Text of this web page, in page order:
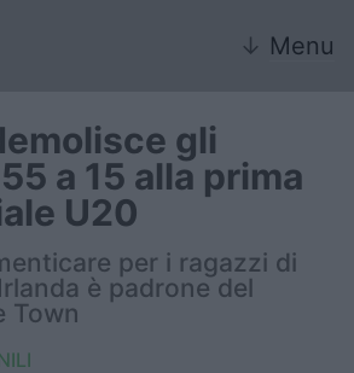
↓ Menu
gli
a 15 alla prima
U20
per i ragazzi di
è padrone del
Town